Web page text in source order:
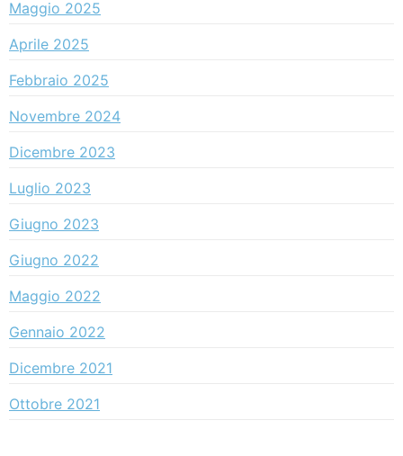
Maggio 2025
Aprile 2025
Febbraio 2025
Novembre 2024
Dicembre 2023
Luglio 2023
Giugno 2023
Giugno 2022
Maggio 2022
Gennaio 2022
Dicembre 2021
Ottobre 2021